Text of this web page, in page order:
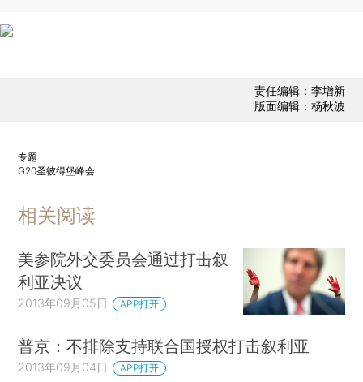
责任编辑：李增新
版面编辑：杨秋波
专题
G20圣彼得堡峰会
相关阅读
美参院外交委员会通过打击叙
利亚决议
2013年09月05日 APP打开
普京：不排除支持联合国授权打击叙利亚
2013年09月04日 APP打开